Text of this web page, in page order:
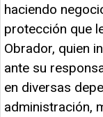
haciendo
protección que
Obrador, quien
ante su
en diversas
administración,